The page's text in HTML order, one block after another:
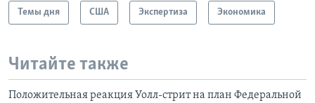
Темы дня США Экспертиза Экономика
Читайте также
Положительная реакция Уолл-стрит на план Федеральной